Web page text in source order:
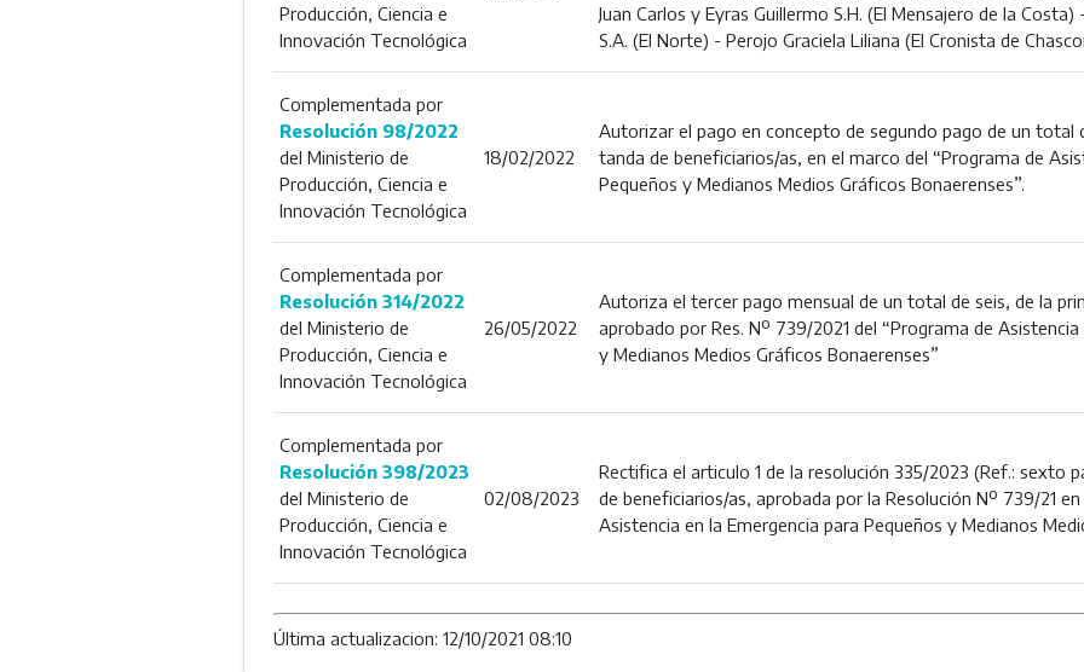
Producción, Ciencia e
Innovación Tecnológica
Juan Carlos y Eyras Guillermo S.H. (El Mensajero de la
S.A. (El Norte) - Perojo Graciela Liliana (El Cronista de
Complementada por
Resolución 98/2022
del Ministerio de
Producción, Ciencia e
Innovación Tecnológica
18/02/2022
Autorizar el pago en concepto de segundo pago de un total
tanda de beneficiarios/as, en el marco del “Programa de
Pequeños y Medianos Medios Gráficos Bonaerenses”.
Complementada por
Resolución 314/2022
del Ministerio de
Producción, Ciencia e
Innovación Tecnológica
26/05/2022
Autoriza el tercer pago mensual de un total de seis, de la
aprobado por Res. Nº 739/2021 del “Programa de
y Medianos Medios Gráficos Bonaerenses”
Complementada por
Resolución 398/2023
del Ministerio de
Producción, Ciencia e
Innovación Tecnológica
02/08/2023
Rectifica el articulo 1 de la resolución 335/2023 (Ref.: sexto
de beneficiarios/as, aprobada por la Resolución Nº 739/21
Asistencia en la Emergencia para Pequeños y Medianos
Última actualizacion: 12/10/2021 08:10